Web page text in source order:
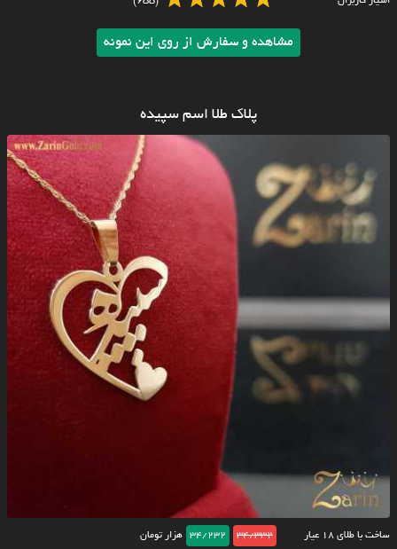
مشاهده و سفارش از روی این نمونه
پلاک طلا اسم سپیده
ساخت با طلای ۱۸ عیار 34/332
34/232 هزار تومان